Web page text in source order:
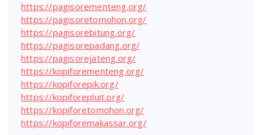
https://pagisorementeng.org/
https://pagisoretomohon.org/
https://pagisorebitung.org/
https://pagisorepadang.org/
https://pagisorejateng.org/
https://kopiforementeng.org/
https://kopiforepik.org/
https://kopiforepluit.org/
https://kopiforetomohon.org/
https://kopiforemakassar.org/